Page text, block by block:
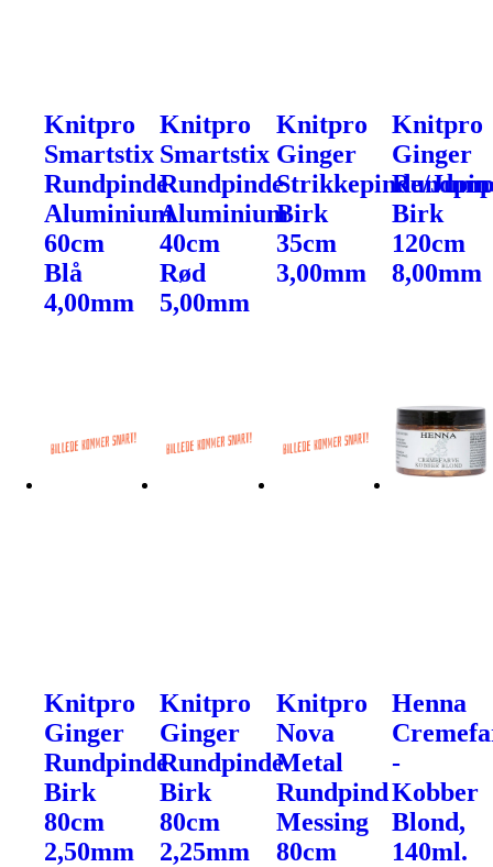
Knitpro
Smartstix
Rundpinde
Aluminium
60cm
Blå
4,00mm
Knitpro
Smartstix
Rundpinde
Aluminium
40cm
Rød
5,00mm
Knitpro
Ginger
Strikkepinde/
Birk
35cm
3,00mm
Knitpro
Ginger
Birk
120cm
8,00mm
Knitpro
Ginger
Rundpinde
Birk
80cm
2,50mm
Knitpro
Ginger
Rundpinde
Birk
80cm
2,25mm
Knitpro
Nova
Metal
Rundpind
Messing
80cm
Henna
-
Kobber
Blond,
140ml.